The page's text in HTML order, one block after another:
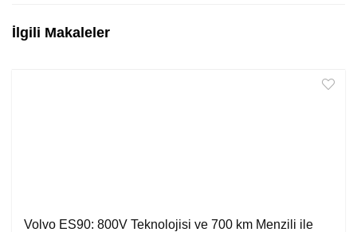
İlgili Makaleler
Volvo ES90: 800V Teknolojisi ve 700 km Menzili ile